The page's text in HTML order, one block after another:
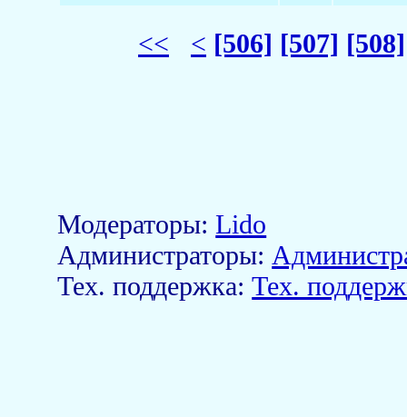
<< < [506] [507] [508]
Модераторы:Lido
Aдминистраторы:
Тех. поддержка:Тех.